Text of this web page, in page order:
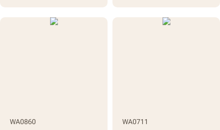
WA0860 WA0711